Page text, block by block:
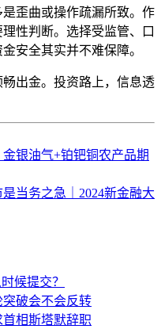
歪曲或操作疏漏所致。作
性判断。选择受监管、口
安全其实并不难保障。
出金。投资路上，信息透
银油气+铂钯铜农产品期
当务之急｜2024新金融大
候提交？
破会不会反转
相斯塔默辞职